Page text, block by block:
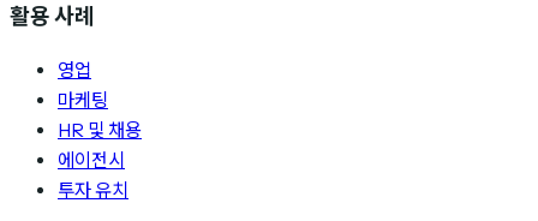
활용 사례
영업
마케팅
HR 및 채용
에이전시
투자 유치